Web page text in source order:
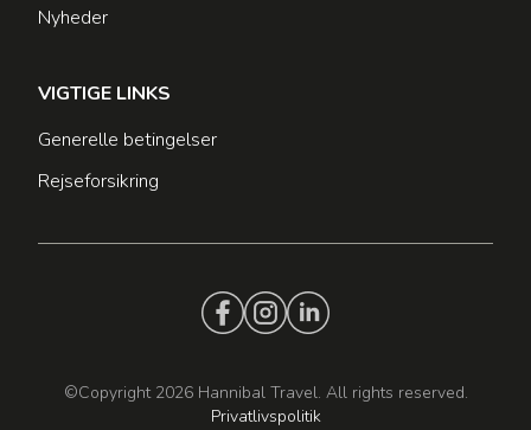
Nyheder
VIGTIGE LINKS
Generelle betingelser
Rejseforsikring
©Copyright 2026 Hannibal Travel. All rights reserved.
Privatlivspolitik